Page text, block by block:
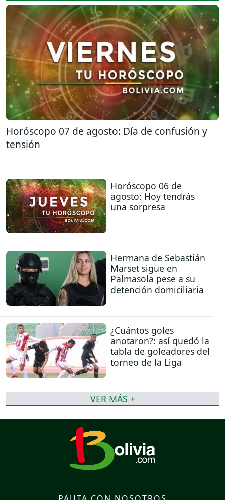
Horóscopo 07 de agosto: Día de confusión y
tensión
Horóscopo 06 de
agosto: Hoy tendrás
una sorpresa
Hermana de Sebastián
Marset sigue en
Palmasola pese a su
detención domiciliaria
¿Cuántos goles
anotaron?: así quedó la
tabla de goleadores del
torneo de la Liga
VER MÁS +